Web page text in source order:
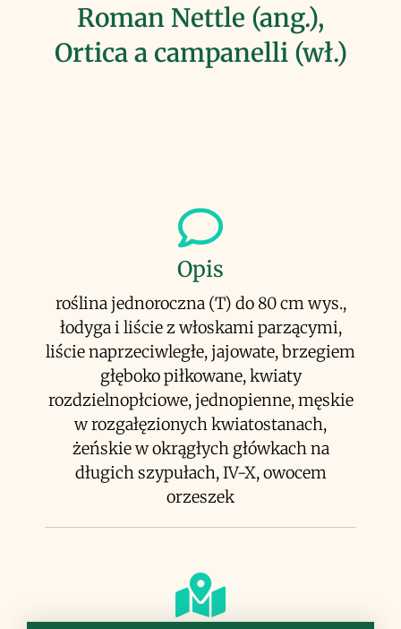
Roman Nettle (ang.),
Ortica a campanelli (wł.)
Opis
roślina jednoroczna (T) do 80 cm wys.,
łodyga i liście z włoskami parzącymi,
liście naprzeciwległe, jajowate, brzegiem
głęboko piłkowane, kwiaty
rozdzielnopłciowe, jednopienne, męskie
w rozgałęzionych kwiatostanach,
żeńskie w okrągłych główkach na
długich szypułach, IV-X, owocem
orzeszek